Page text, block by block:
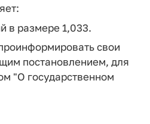
в размере 1,033.
свои
постановлением, для
"О государственном